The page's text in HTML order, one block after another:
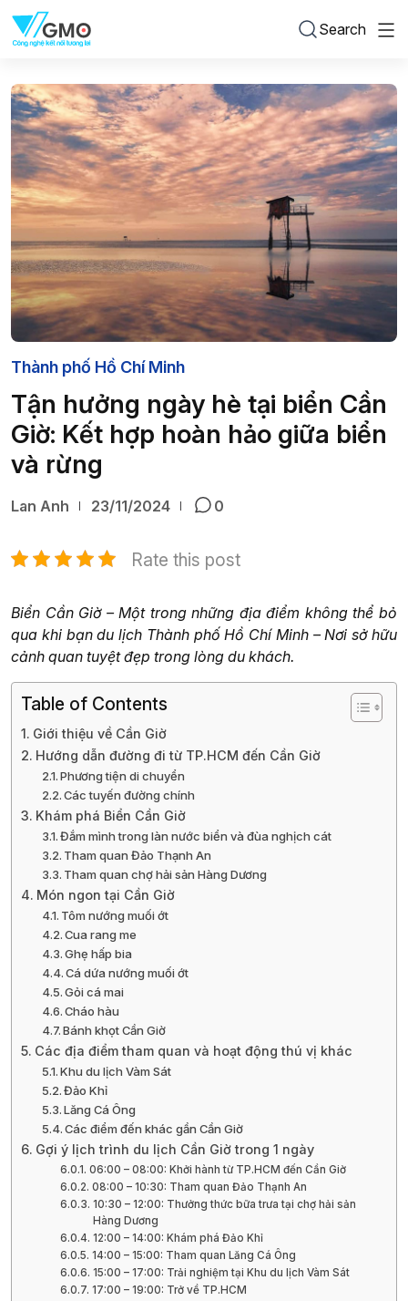
Search
Thành phố Hồ Chí Minh
Tận hưởng ngày hè tại biển Cần
Giờ: Kết hợp hoàn hảo giữa biển
và rừng
Lan Anh 23/11/2024 0
Rate this post
Biển Cần Giờ – Một trong những địa điểm không thể bỏ
qua khi bạn du lịch Thành phố Hồ Chí Minh – Nơi sở hữu
cảnh quan tuyệt đẹp trong lòng du khách.
Table of Contents
Giới thiệu về Cần Giờ
Hướng dẫn đường đi từ TP.HCM đến Cần Giờ
Phương tiện di chuyển
Các tuyến đường chính
Khám phá Biển Cần Giờ
Đắm mình trong làn nước biển và đùa nghịch cát
Tham quan Đảo Thạnh An
Tham quan chợ hải sản Hàng Dương
Món ngon tại Cần Giờ
Tôm nướng muối ớt
Cua rang me
Ghẹ hấp bia
Cá dứa nướng muối ớt
Gỏi cá mai
Cháo hàu
Bánh khọt Cần Giờ
Các địa điểm tham quan và hoạt động thú vị khác
Khu du lịch Vàm Sát
Đảo Khỉ
Lăng Cá Ông
Các điểm đến khác gần Cần Giờ
Gợi ý lịch trình du lịch Cần Giờ trong 1 ngày
06:00 – 08:00: Khởi hành từ TP.HCM đến Cần Giờ
08:00 – 10:30: Tham quan Đảo Thạnh An
10:30 – 12:00: Thưởng thức bữa trưa tại chợ hải sản
Hàng Dương
12:00 – 14:00: Khám phá Đảo Khỉ
14:00 – 15:00: Tham quan Lăng Cá Ông
15:00 – 17:00: Trải nghiệm tại Khu du lịch Vàm Sát
17:00 – 19:00: Trở về TP.HCM